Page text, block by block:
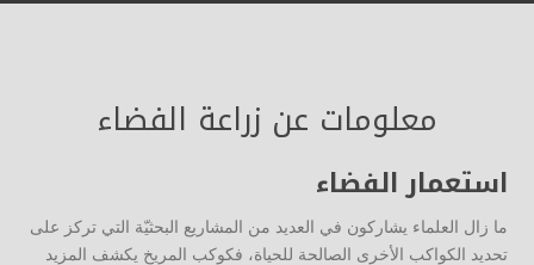
معلومات عن زراعة الفضاء
استعمار الفضاء
ما زال العلماء يشاركون في العديد من المشاريع البحثيّة التي تركز على
تحديد الكواكب الأخرى الصالحة للحياة، فكوكب المريخ يكشف المزيد